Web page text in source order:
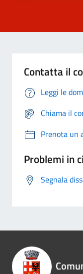
Contatta il
Leggi le
Chiama il
Prenota un
Problemi in
Segnala